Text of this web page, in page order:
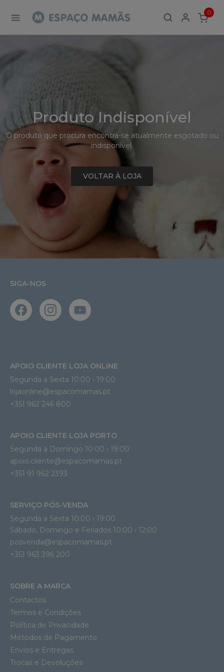
Detalhe
de
Produto
-
Produto
0
ITEMS
Produto Indisponível
O produto que procura encontra-se atualmente esgotado ou
indisponível.
VOLTAR À LOJA
SIGA-NOS
APOIO CLIENTE LOJA ONLINE
Segunda a Sexta 10:00 › 19:00
lojaonline@espacomamas.pt
+351 962 246 800
APOIO CLIENTE LOJA PORTO
Segunda a Domingo 10:00 › 19:00
apoio.cliente@espacomamas.pt
+351 91 962 2393
SERVIÇO PÓS-VENDA
Segunda a Sexta 10:00 › 19:00
Sábado, Domingo e Feriados 10:00 › 12:00
posvenda@espacomamas.pt
+351 963 396 200
SOBRE A MARCA
Contactos
Termos e Condições
Política de Privacidade
Métodos de Pagamento
Envios e Entregas
Trocas e Devoluções